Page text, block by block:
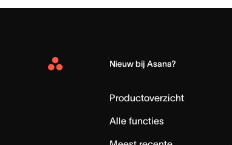
Asana
Nieuw bij Asana?
Productoverzicht
Alle functies